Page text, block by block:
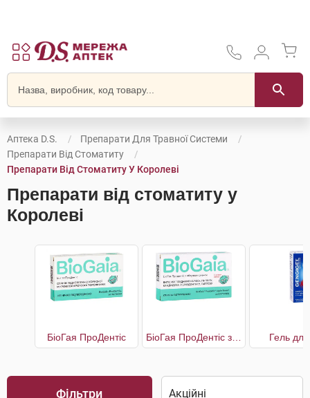
Аптека D.S.
Препарати Для Травної Системи
Препарати Від Стоматиту
Препарати Від Стоматиту У Королеві
Препарати від стоматиту у
Королеві
БіоГая ПроДентіс Гель
Фільтри